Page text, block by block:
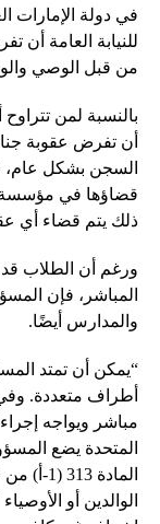
في دولة الإمارات
للنيابة العامة أن
من قبل الوصي
أن تفرض عقوبة
السجن بشكل عام،
ذلك يتم قضاء أي
ورغم أن الطلاب
المباشر، فإن
والمدارس أيضًا.
“يمكن أن تمتد
أطراف متعددة.
مباشر ويواجه
المتحدة يضع
المادة
الوالدين أو